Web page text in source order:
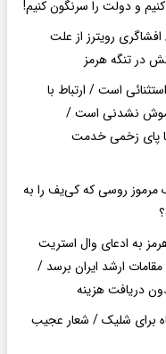
افشاگری رویترز از علت
در تنگه هرمز
است / ارتباط با
نشدنی است /
با پای زخمی خدمت
مرموز روسی که کی‌یف را به
به ادعای وال استریت
ارشد ایران برسد /
دریافت هزینه
برای شلیک / شعار عجیب